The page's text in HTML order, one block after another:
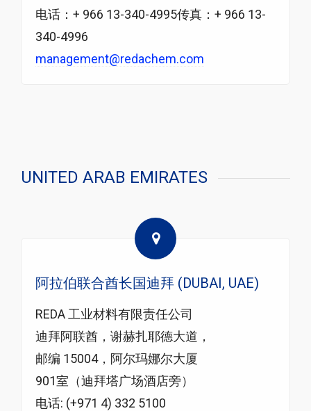
电话：+ 966 13-340-4995传真：+ 966 13-
340-4996
management@redachem.com
UNITED ARAB EMIRATES
阿拉伯联合酋长国迪拜 (DUBAI, UAE)
REDA 工业材料有限责任公司
迪拜阿联酋，谢赫扎耶德大道，
邮编 15004，阿尔玛娜尔大厦
901室（迪拜塔广场酒店旁）
电话: (+971 4) 332 5100